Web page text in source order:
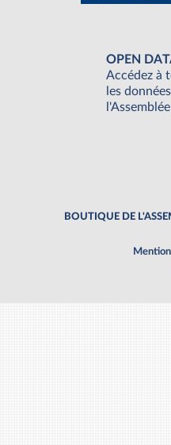
OPEN
Accédez à
les
BOUTIQUE DE